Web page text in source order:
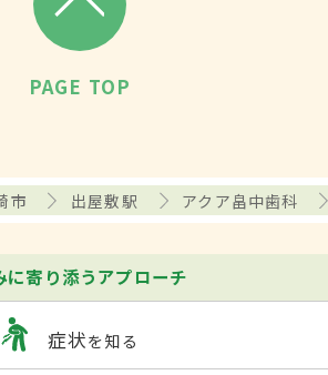
PAGE TOP
市 出屋敷駅 アクア畠中歯科
に寄り添うアプローチ
症状を知る